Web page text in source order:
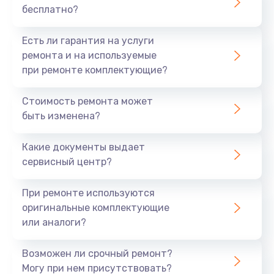
Заказать
Не заряжается
Восстановление после попадания влаги
Заказать
бесплатно?
Есть ли гарантия на услуги
ремонта и на используемые
при ремонте комплектующие?
Стоимость ремонта может
быть изменена?
Какие документы выдает
сервисный центр?
При ремонте используются
оригинальные комплектующие
или аналоги?
Возможен ли срочный ремонт?
Могу при нем присутствовать?